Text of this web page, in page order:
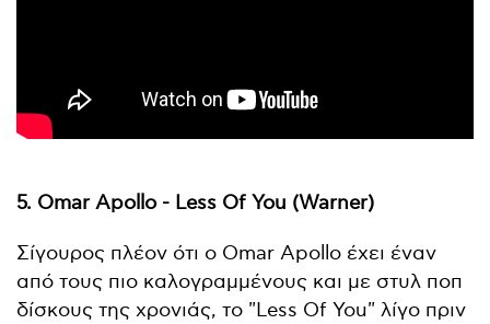
5. Omar Apollo - Less Of You (Warner)
Σίγουρος πλέον ότι ο Omar Apollo έχει έναν
από τους πιο καλογραμμένους και με στυλ ποπ
δίσκους της χρονιάς, το "Less Of You" λίγο πριν